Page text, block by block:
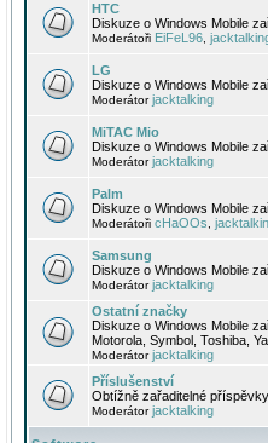
HTC
Diskuze o Windows Mobile
Moderátoři EiFeL96
LG
Diskuze o Windows Mobile
Moderátorjacktalking
MiTAC Mio
Diskuze o Windows Mobile
Moderátorjacktalking
Palm
Diskuze o Windows Mobile
Moderátoři cHaOOs
Samsung
Diskuze o Windows Mobile
Moderátorjacktalking
Ostatní značky
Diskuze o Windows Mobile
Motorola, Symbol, Toshiba,
Moderátorjacktalking
Příslušenství
Obtížně zařaditelné
Moderátorjacktalking